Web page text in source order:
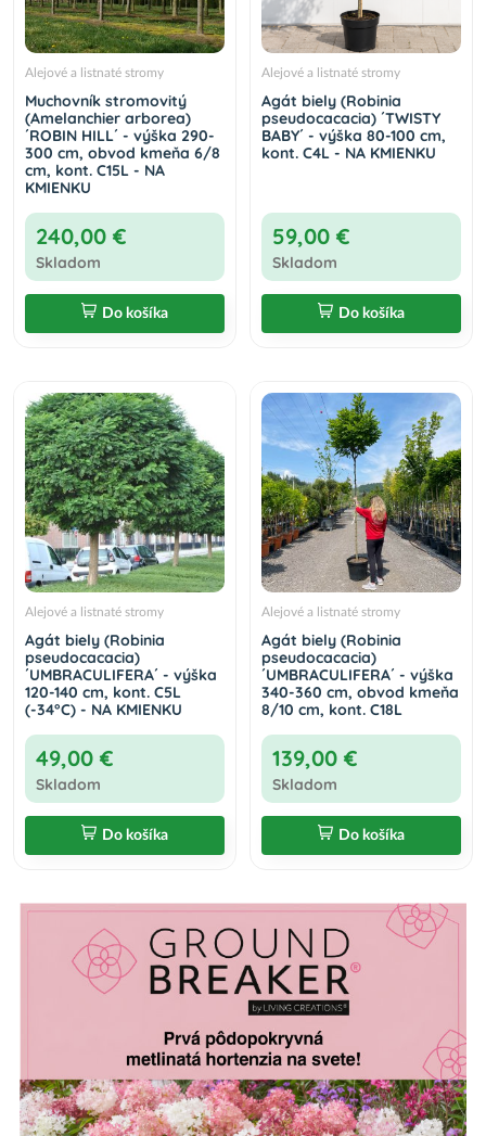
Alejové a listnaté stromy
Muchovník stromovitý
(Amelanchier arborea)
´ROBIN HILL´ - výška 290-
300 cm, obvod kmeňa 6/8
cm, kont. C15L - NA
KMIENKU
240,00 €
Skladom
Do košíka
Alejové a listnaté stromy
Agát biely (Robinia
pseudocacacia) ´TWISTY
BABY´ - výška 80-100 cm,
kont. C4L - NA KMIENKU
59,00 €
Skladom
Do košíka
Alejové a listnaté stromy
Agát biely (Robinia
pseudocacacia)
´UMBRACULIFERA´ - výška
120-140 cm, kont. C5L
(-34°C) - NA KMIENKU
49,00 €
Skladom
Do košíka
Alejové a listnaté stromy
Agát biely (Robinia
pseudocacacia)
´UMBRACULIFERA´ - výška
340-360 cm, obvod kmeňa
8/10 cm, kont. C18L
139,00 €
Skladom
Do košíka